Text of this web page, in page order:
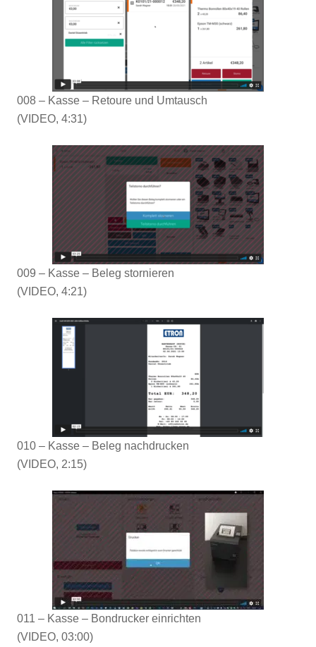
008 – Kasse – Retoure und Umtausch
(VIDEO, 4:31)
009 – Kasse – Beleg stornieren
(VIDEO, 4:21)
010 – Kasse – Beleg nachdrucken
(VIDEO, 2:15)
011 – Kasse – Bondrucker einrichten
(VIDEO, 03:00)